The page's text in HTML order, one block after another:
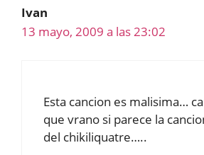
Ivan
13 mayo, 2009 a las 23:02
Esta cancion es malisima…
que vrano si parece la
del chikiliquatre…..